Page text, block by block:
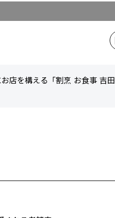
店を構える「割烹 お食事 吉